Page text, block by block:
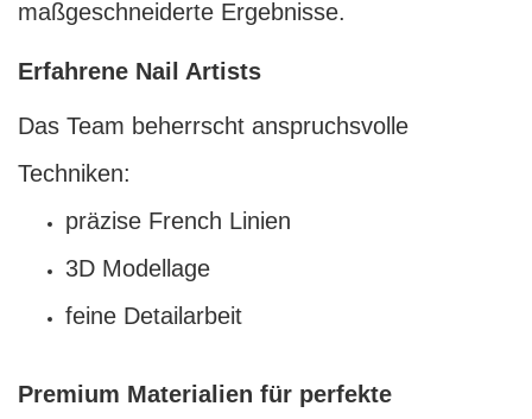
maßgeschneiderte Ergebnisse.
Erfahrene Nail Artists
Das Team beherrscht anspruchsvolle
Techniken:
präzise French Linien
3D Modellage
feine Detailarbeit
Premium Materialien für perfekte